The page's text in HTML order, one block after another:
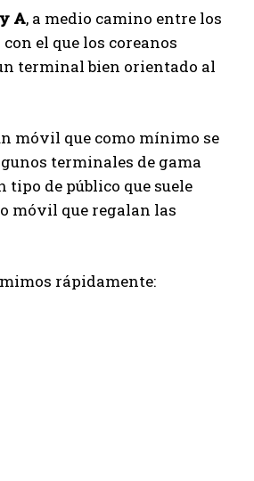
A, a medio camino entre los
el que los coreanos
terminal bien orientado al
móvil que como mínimo se
terminales de gama
tipo de público que suele
móvil que regalan las
rápidamente: